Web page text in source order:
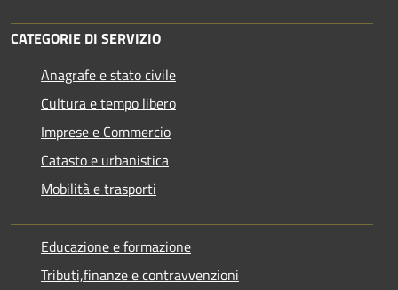
CATEGORIE DI SERVIZIO
Anagrafe e stato civile
Cultura e tempo libero
Imprese e Commercio
Catasto e urbanistica
Mobilità e trasporti
Educazione e formazione
Tributi,finanze e contravvenzioni